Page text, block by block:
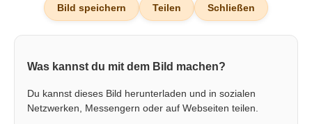
Bild speichern Teilen Schließen
Was kannst du mit dem Bild machen?
Du kannst dieses Bild herunterladen und in sozialen
Netzwerken, Messengern oder auf Webseiten teilen.